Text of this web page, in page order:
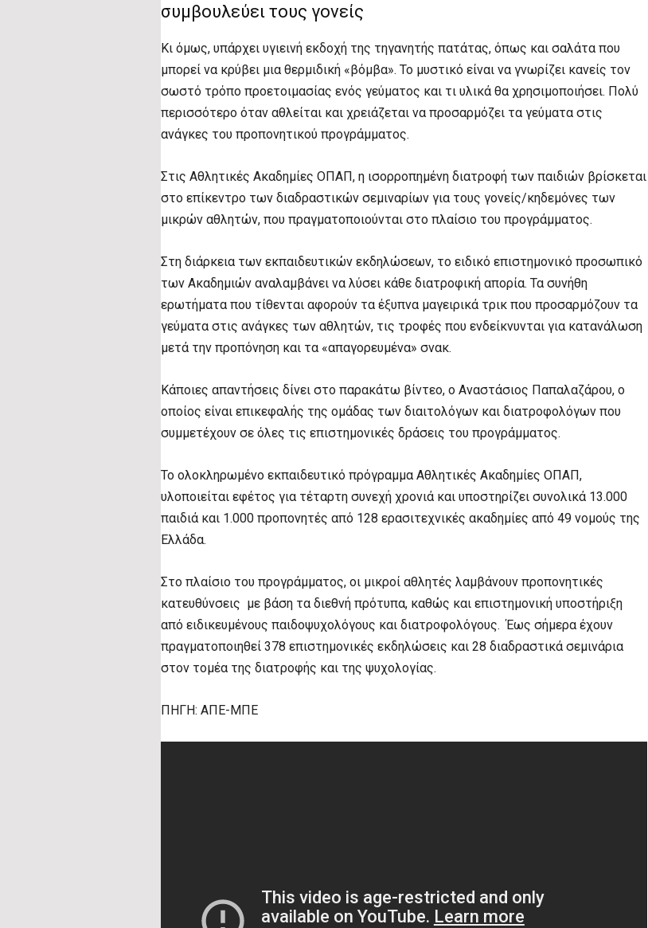
συμβουλεύει τους γονείς
Κι όμως, υπάρχει υγιεινή εκδοχή της τηγανητής πατάτας, όπως και σαλάτα που
μπορεί να κρύβει μια θερμιδική «βόμβα». Το μυστικό είναι να γνωρίζει κανείς τον
σωστό τρόπο προετοιμασίας ενός γεύματος και τι υλικά θα χρησιμοποιήσει. Πολύ
περισσότερο όταν αθλείται και χρειάζεται να προσαρμόζει τα γεύματα στις
ανάγκες του προπονητικού προγράμματος.
Στις Αθλητικές Ακαδημίες ΟΠΑΠ, η ισορροπημένη διατροφή των παιδιών βρίσκεται
στο επίκεντρο των διαδραστικών σεμιναρίων για τους γονείς/κηδεμόνες των
μικρών αθλητών, που πραγματοποιούνται στο πλαίσιο του προγράμματος.
Στη διάρκεια των εκπαιδευτικών εκδηλώσεων, το ειδικό επιστημονικό προσωπικό
των Ακαδημιών αναλαμβάνει να λύσει κάθε διατροφική απορία. Τα συνήθη
ερωτήματα που τίθενται αφορούν τα έξυπνα μαγειρικά τρικ που προσαρμόζουν τα
γεύματα στις ανάγκες των αθλητών, τις τροφές που ενδείκνυνται για κατανάλωση
μετά την προπόνηση και τα «απαγορευμένα» σνακ.
Κάποιες απαντήσεις δίνει στο παρακάτω βίντεο, ο Αναστάσιος Παπαλαζάρου, ο
οποίος είναι επικεφαλής της ομάδας των διαιτολόγων και διατροφολόγων που
συμμετέχουν σε όλες τις επιστημονικές δράσεις του προγράμματος.
Το ολοκληρωμένο εκπαιδευτικό πρόγραμμα Αθλητικές Ακαδημίες ΟΠΑΠ,
υλοποιείται εφέτος για τέταρτη συνεχή χρονιά και υποστηρίζει συνολικά 13.000
παιδιά και 1.000 προπονητές από 128 ερασιτεχνικές ακαδημίες από 49 νομούς της
Ελλάδα.
Στο πλαίσιο του προγράμματος, οι μικροί αθλητές λαμβάνουν προπονητικές
κατευθύνσεις με βάση τα διεθνή πρότυπα, καθώς και επιστημονική υποστήριξη
από ειδικευμένους παιδοψυχολόγους και διατροφολόγους. Έως σήμερα έχουν
πραγματοποιηθεί 378 επιστημονικές εκδηλώσεις και 28 διαδραστικά σεμινάρια
στον τομέα της διατροφής και της ψυχολογίας.
ΠΗΓΗ: ΑΠΕ-ΜΠΕ